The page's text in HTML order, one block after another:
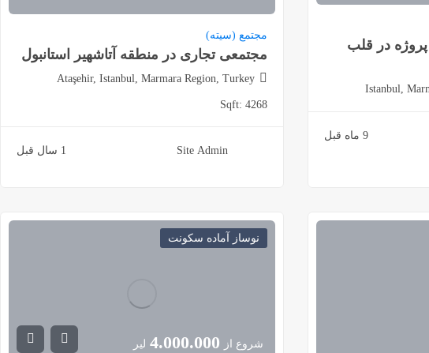
در قلب
9 ماه قبل
مجتمع (سیته)
مجتمعی تجاری در منطقه آتاشهیر استانبول
Ataşehir, Istanbul, Marmara Region, Turkey
Sqft:4268
Site Admin 1 سال قبل
نوساز آماده سکونت
شروع از 4.000.000 لیر